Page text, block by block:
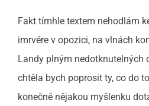
Fakt tímhle textem nehodlám
imrvére v opozici, na vlnách
Landy plným nedotknutelných
chtěla bych poprosit ty, co do
konečně nějakou myšlenku